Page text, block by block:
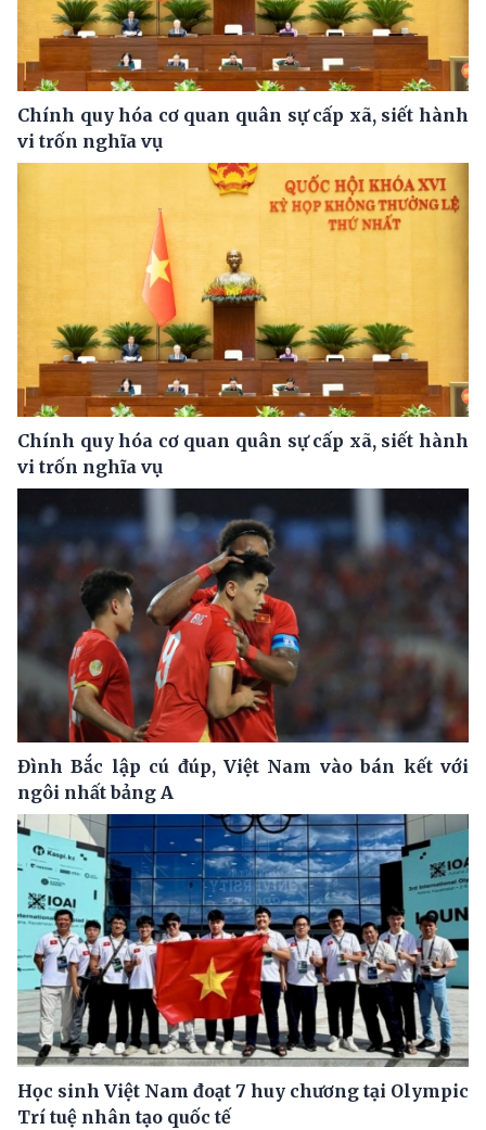
Chính quy hóa cơ quan quân sự cấp xã, siết hành
vi trốn nghĩa vụ
Chính quy hóa cơ quan quân sự cấp xã, siết hành
vi trốn nghĩa vụ
Đình Bắc lập cú đúp, Việt Nam vào bán kết với
ngôi nhất bảng A
Học sinh Việt Nam đoạt 7 huy chương tại Olympic
Trí tuệ nhân tạo quốc tế